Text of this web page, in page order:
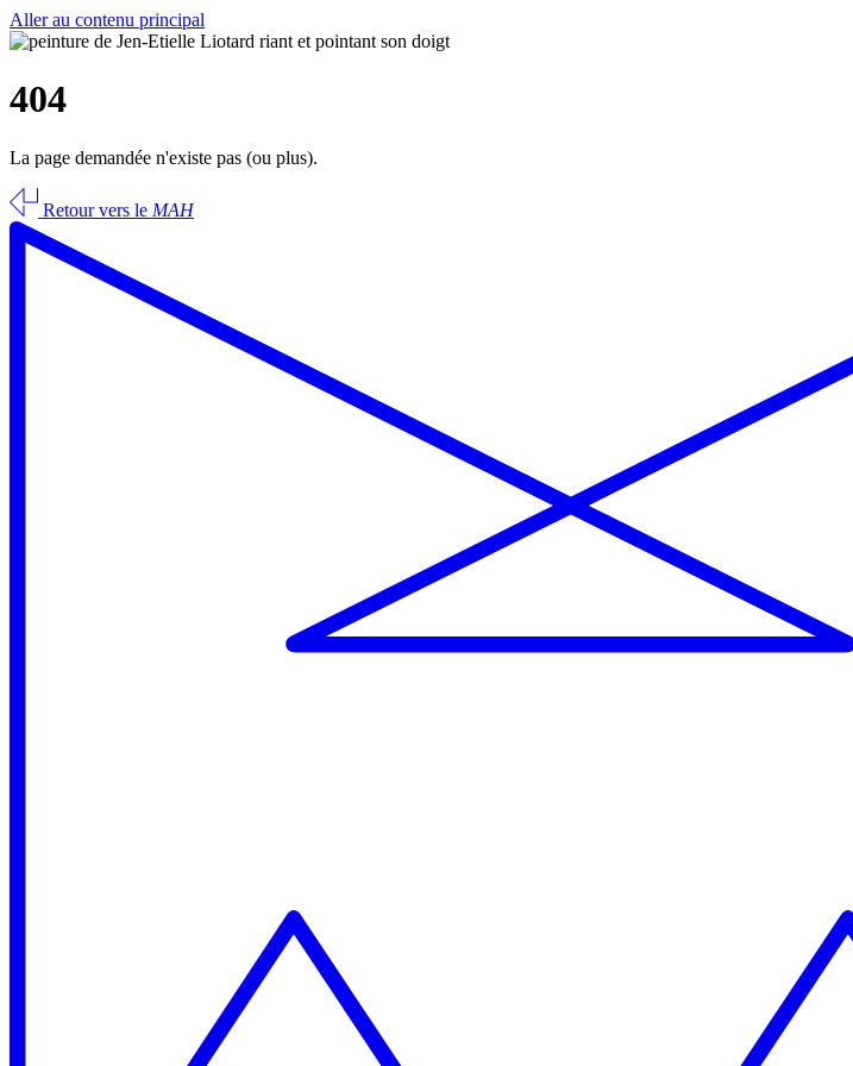
Aller au contenu principal
404
La page demandée n'existe pas (ou plus).
Retour vers le MAH